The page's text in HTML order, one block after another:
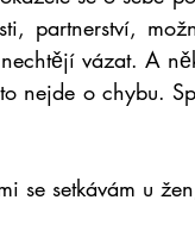
partnerství,
vázat. A
nejde o chybu.
se setkávám u